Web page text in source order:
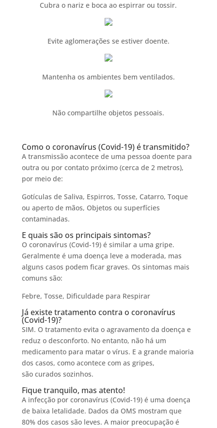
Cubra o nariz e boca ao espirrar ou tossir.
Evite aglomerações se estiver doente.
Mantenha os ambientes bem ventilados.
Não compartilhe objetos pessoais.
Como o coronavírus (Covid-19) é transmitido?
A transmissão acontece de uma pessoa doente para
outra ou por contato próximo (cerca de 2 metros),
por meio de:
Gotículas de Saliva, Espirros, Tosse, Catarro, Toque
ou aperto de mãos, Objetos ou superfícies
contaminadas.
E quais são os principais sintomas?
O coronavírus (Covid-19) é similar a uma gripe.
Geralmente é uma doença leve a moderada, mas
alguns casos podem ficar graves. Os sintomas mais
comuns são:
Febre, Tosse, Dificuldade para Respirar
Já existe tratamento contra o coronavírus
(Covid-19)?
SIM. O tratamento evita o agravamento da doença e
reduz o desconforto. No entanto, não há um
medicamento para matar o vírus. E a grande maioria
dos casos, como acontece com as gripes,
são curados sozinhos.
Fique tranquilo, mas atento!
A infecção por coronavírus (Covid-19) é uma doença
de baixa letalidade. Dados da OMS mostram que
80% dos casos são leves. A maior preocupação é